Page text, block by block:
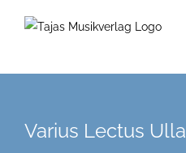
Varius Lectus Ulla